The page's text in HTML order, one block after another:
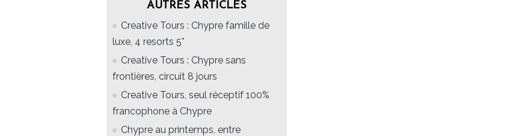
AUTRES ARTICLES
Creative Tours : Chypre famille de
luxe, 4 resorts 5*
Creative Tours : Chypre sans
frontières, circuit 8 jours
Creative Tours, seul réceptif 100%
francophone à Chypre
Chypre au printemps, entre